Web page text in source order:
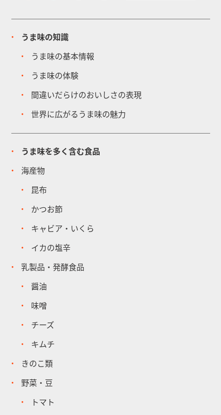
うま味の知識
うま味の基本情報
うま味の体験
間違いだらけのおいしさの表現
世界に広がるうま味の魅力
うま味を多く含む食品
海産物
昆布
かつお節
キャビア・いくら
イカの塩辛
乳製品・発酵食品
醤油
味噌
チーズ
キムチ
きのこ類
野菜・豆
トマト